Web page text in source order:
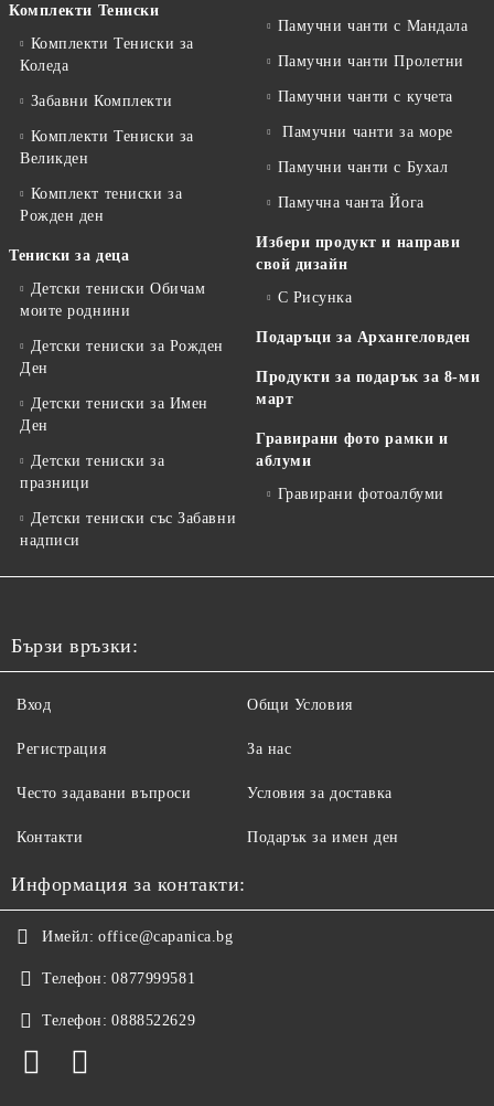
Комплекти Тениски
Комплекти Тениски за
Коледа
Забавни Комплекти
Комплекти Тениски за
Великден
Комплект тениски за
Рожден ден
Тениски за деца
Детски тениски Обичам
моите роднини
Детски тениски за Рожден
Ден
Детски тениски за Имен
Ден
Детски тениски за
празници
Детски тениски със Забавни
надписи
Памучни чанти с Мандала
Памучни чанти Пролетни
Памучни чанти с кучета
Памучни чанти за море
Памучни чанти с Бухал
Памучна чанта Йога
Избери продукт и направи
свой дизайн
С Рисунка
Подаръци за Архангеловден
Продукти за подарък за 8-ми
март
Гравирани фото рамки и
аблуми
Гравирани фотоалбуми
Бързи връзки:
Вход
Регистрация
Често задавани въпроси
Контакти
Общи Условия
За нас
Условия за доставка
Подарък за имен ден
Информация за контакти:
Имейл: office@capanica.bg
Телефон: 0877999581
Телефон: 0888522629